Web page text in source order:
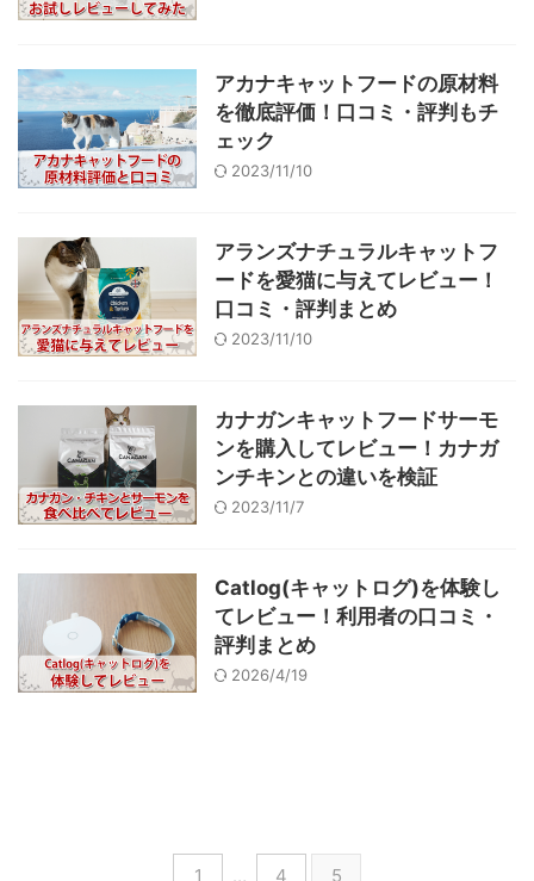
アカナキャットフードの原材料
を徹底評価！口コミ・評判もチ
ェック
2023/11/10
アランズナチュラルキャットフ
ードを愛猫に与えてレビュー！
口コミ・評判まとめ
2023/11/10
カナガンキャットフードサーモ
ンを購入してレビュー！カナガ
ンチキンとの違いを検証
2023/11/7
Catlog(キャットログ)を体験し
てレビュー！利用者の口コミ・
評判まとめ
2026/4/19
1 … 4 5